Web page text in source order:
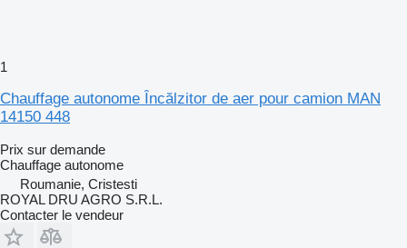
1
Chauffage autonome Încălzitor de aer pour camion MAN
14150 448
Prix sur demande
Chauffage autonome
Roumanie, Cristesti
ROYAL DRU AGRO S.R.L.
Contacter le vendeur